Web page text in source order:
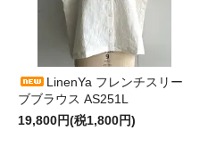
LinenYa フレンチスリー
ブブラウス AS251L
19,800円(税1,800円)